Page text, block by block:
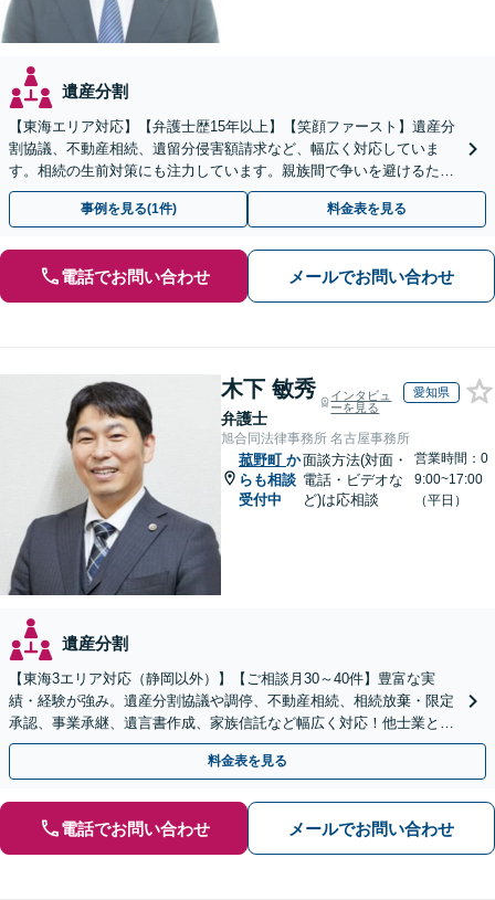
遺産分割
【東海エリア対応】【弁護士歴15年以上】【笑顔ファースト】遺産分
割協議、不動産相続、遺留分侵害額請求など、幅広く対応していま
す。相続の生前対策にも注力しています。親族間で争いを避けるため
にも、お早めにご相談ください。【初回面談無料】
事例を見る(1件) 料金表を見る
電話でお問い合わせ メールでお問い合わせ
木下 敏秀
弁護士
インタビュ
ーを見る
愛知県
旭合同法律事務所 名古屋事務所
菰野町 か
らも相談
受付中
面談方法(対面・
電話・ビデオな
ど)は応相談
営業時間：0
9:00~17:00
（平日）
遺産分割
【東海3エリア対応（静岡以外）】【ご相談月30～40件】豊富な実
績・経験が強み。遺産分割協議や調停、不動産相続、相続放棄・限定
承認、事業承継、遺言書作成、家族信託など幅広く対応！他士業と連
携して円滑な問題解決を目指します。【初回面談無料】
料金表を見る
電話でお問い合わせ メールでお問い合わせ